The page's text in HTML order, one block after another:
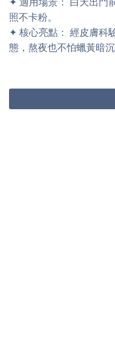
✦ 適用場景： 白天出門
照不卡粉。
✦ 核心亮點： 經皮膚科
態，熬夜也不怕蠟黃暗沉